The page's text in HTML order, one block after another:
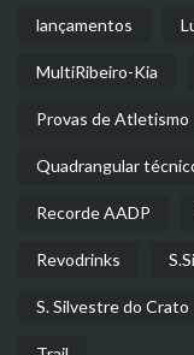
lançamentos
MultiRibeiro-Kia
Provas de Atletismo
Quadrangular
Recorde AADP
Revodrinks
S. Silvestre do Crato